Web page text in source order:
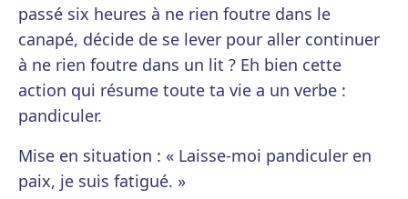
passé six heures à ne rien foutre dans le
canapé, décide de se lever pour aller continuer
à ne rien foutre dans un lit ? Eh bien cette
action qui résume toute ta vie a un verbe :
pandiculer.
Mise en situation : « Laisse-moi pandiculer en
paix, je suis fatigué. »